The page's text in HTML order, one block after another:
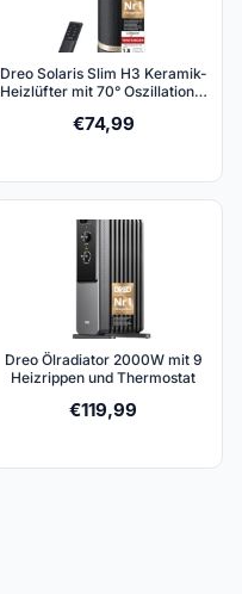
Dreo Solaris Slim H3 Keramik-
Heizlüfter mit 70° Oszillation…
€74,99
Dreo Ölradiator 2000W mit 9
Heizrippen und Thermostat
€119,99